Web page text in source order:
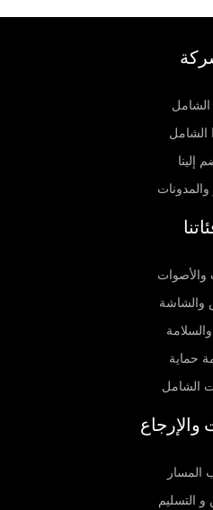
الشامل
إلينا
والمدونات
والشاشة
والسلامة
حماية
الشامل
والإرجاع
المسار
التسليم